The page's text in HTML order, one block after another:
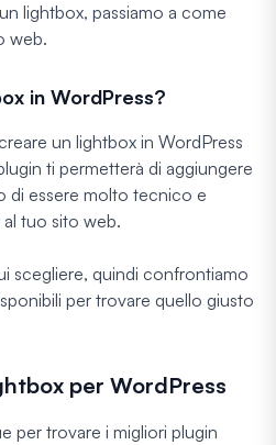
lightbox, passiamo a come
web.
in WordPress?
un lightbox in WordPress
ti permetterà di aggiungere
di essere molto tecnico e
tuo sito web.
scegliere, quindi confrontiamo
per trovare quello giusto
per WordPress
per trovare i migliori plugin